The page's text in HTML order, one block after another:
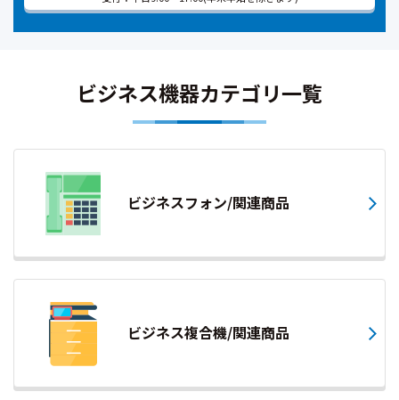
ビジネス機器カテゴリ一覧
ビジネスフォン/関連商品
ビジネス複合機/関連商品